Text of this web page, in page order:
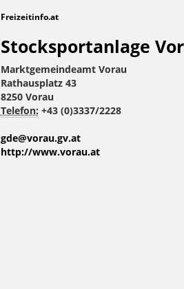
Freizeitinfo.at
Stocksportanlage
Marktgemeindeamt Vorau
Rathausplatz 43
8250 Vorau
Telefon: +43 (0)3337/2228
gde@vorau.gv.at
http://www.vorau.at